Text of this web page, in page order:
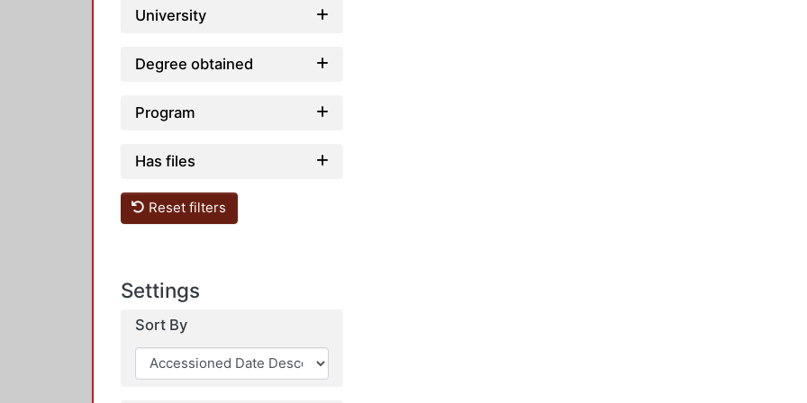
University
Degree obtained
Program
Has files
Reset filters
Settings
Sort By